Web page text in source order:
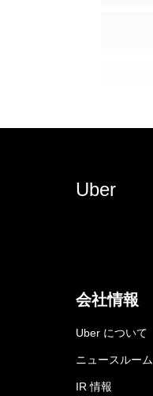
Uber
会社情報
Uber について
ニュースルーム
IR 情報